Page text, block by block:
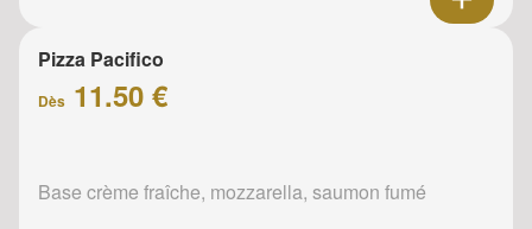
Pizza Pacifico
Dès 11.50 €
Base crème fraîche, mozzarella, saumon fumé